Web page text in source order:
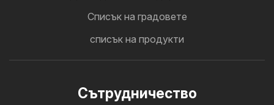
Cписък на градовете
списък на продукти
Cътрудничество